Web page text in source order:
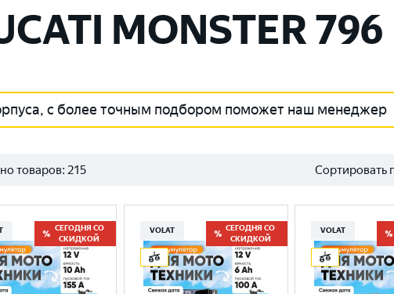
MONSTER 796
с более точным подбором поможет наш менеджер
товаров: 215 Сортировать
СЕГОДНЯ СО
СКИДКОЙ
VOLAT
СЕГОДНЯ СО
СКИДКОЙ
VOLAT